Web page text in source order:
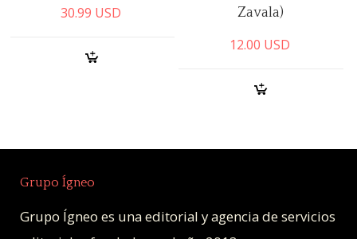
30.99 USD
Zavala)
12.00 USD
Grupo Ígneo
Grupo Ígneo es una editorial y agencia de servicios